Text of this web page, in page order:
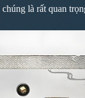
là rất quan